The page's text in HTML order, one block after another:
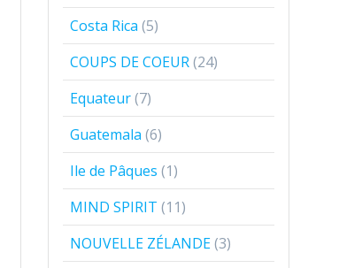
Costa Rica (5)
COUPS DE COEUR(24)
Equateur(7)
Guatemala (6)
Ile de Pâques (1)
MIND SPIRIT (11)
NOUVELLE ZÉLANDE(3)